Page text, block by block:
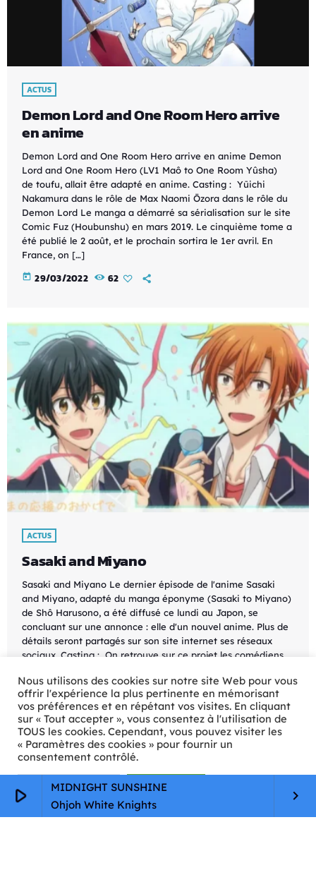
play_arrow
MIDNIGHT SUNSHINE
Ohjoh White Knights
keyboard_arrow_right
ACTUS
Demon Lord and One Room Hero arrive
en anime
Demon Lord and One Room Hero arrive en anime Demon
Lord and One Room Hero (LV1 Maô to One Room Yûsha)
de toufu, allait être adapté en anime. Casting : Yūichi
Nakamura dans le rôle de Max Naomi Ōzora dans le rôle du
Demon Lord Le manga a démarré sa sérialisation sur le site
Comic Fuz (Houbunshu) en mars 2019. Le cinquième tome a
été publié le 2 août, et le prochain sortira le 1er avril. En
France, on […]
today 29/03/2022 62
ACTUS
Sasaki and Miyano
Sasaki and Miyano Le dernier épisode de l'anime Sasaki
and Miyano, adapté du manga éponyme (Sasaki to Miyano)
de Shô Harusono, a été diffusé ce lundi au Japon, se
concluant sur une annonce : elle d'un nouvel anime. Plus de
détails seront partagés sur son site internet ses réseaux
sociaux. Casting : On retrouve sur ce projet les comédiens
: Yusuke Shirai dans le rôle de Shûmei […]
today 28/03/2022 58
Nous utilisons des cookies sur notre site Web pour vous
offrir l'expérience la plus pertinente en mémorisant
vos préférences et en répétant vos visites. En cliquant
sur « Tout accepter », vous consentez à l'utilisation de
TOUS les cookies. Cependant, vous pouvez visiter les
« Paramètres des cookies » pour fournir un
consentement contrôlé.
Paramètres Cookie Tout accepter